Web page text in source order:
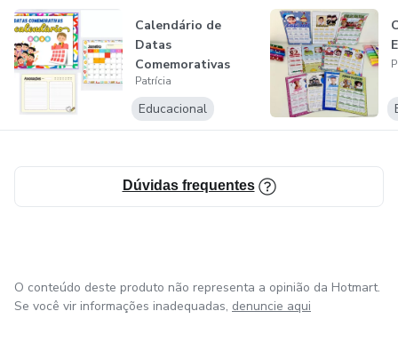
Calendário de
Datas
Comemorativas
Patrícia
Educacional
Dúvidas frequentes
O conteúdo deste produto não representa a opinião da Hotmart.
Se você vir informações inadequadas, denuncie aqui